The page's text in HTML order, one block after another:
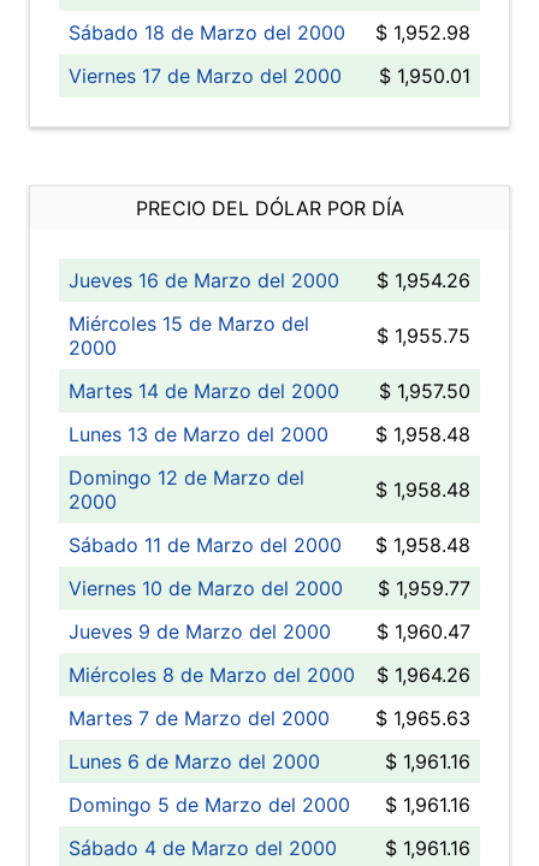
Sábado 18 de Marzo del 2000
$ 1,952.98
Viernes 17 de Marzo del 2000
$ 1,950.01
PRECIO DEL DÓLAR POR DÍA
Jueves 16 de Marzo del 2000
$ 1,954.26
Miércoles 15 de Marzo del
2000
$ 1,955.75
Martes 14 de Marzo del 2000
$ 1,957.50
Lunes 13 de Marzo del 2000
$ 1,958.48
Domingo 12 de Marzo del
2000
$ 1,958.48
Sábado 11 de Marzo del 2000
$ 1,958.48
Viernes 10 de Marzo del 2000
$ 1,959.77
Jueves 9 de Marzo del 2000
$ 1,960.47
Miércoles 8 de Marzo del 2000
$ 1,964.26
Martes 7 de Marzo del 2000
$ 1,965.63
Lunes 6 de Marzo del 2000
$ 1,961.16
Domingo 5 de Marzo del 2000
$ 1,961.16
Sábado 4 de Marzo del 2000
$ 1,961.16